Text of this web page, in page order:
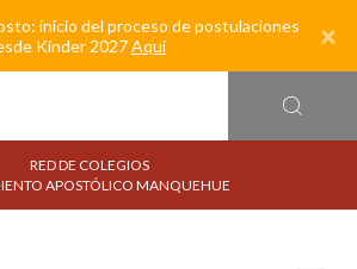
inicio del proceso de postulaciones
Kínder 2027Aquí ×
RED DE COLEGIOS
APOSTÓLICO MANQUEHUE